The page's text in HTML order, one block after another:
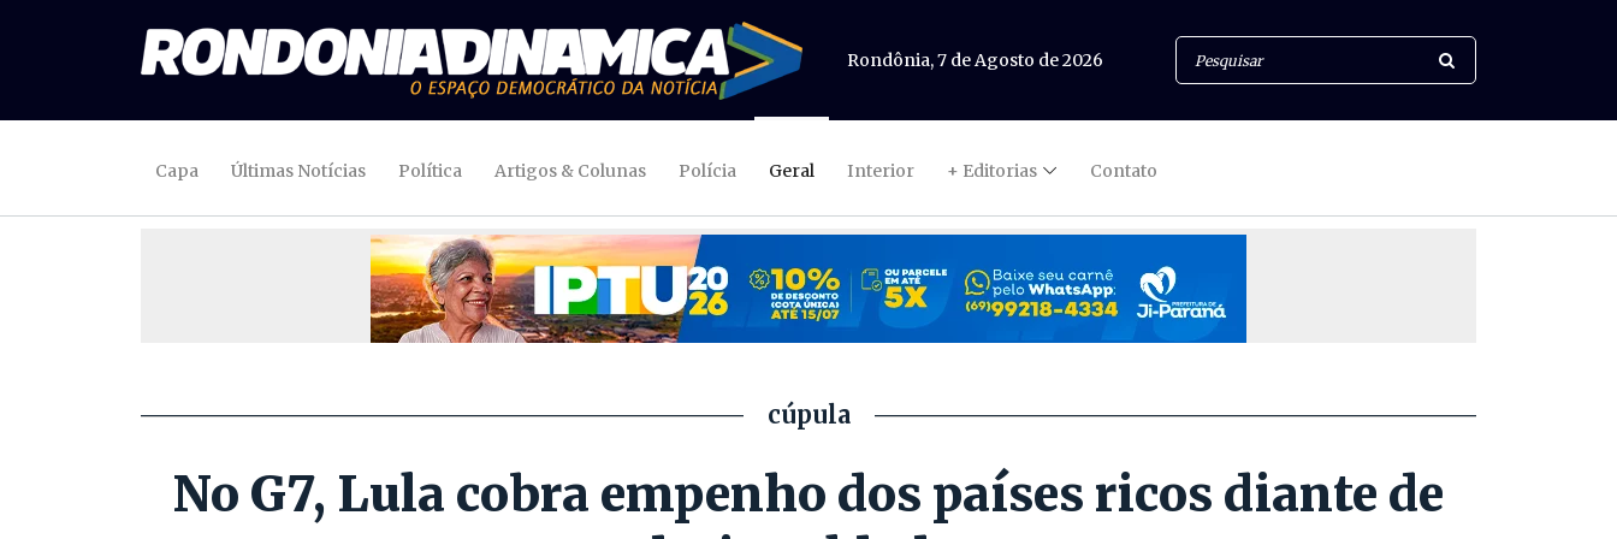
Rondônia, 7 de Agosto de 2026
Capa Últimas Notícias Política Artigos & Colunas Polícia Geral Interior + Editorias Contato
cúpula
No G7, Lula cobra empenho dos países ricos diante de